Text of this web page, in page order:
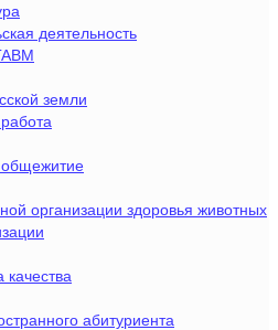
деятельность
земли
общежитие
организации здоровья животных
абитуриента